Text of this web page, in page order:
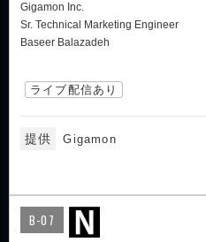
Gigamon Inc.
Sr. Technical Marketing Engineer
Baseer Balazadeh
ライブ配信あり
提供 Gigamon
B-07